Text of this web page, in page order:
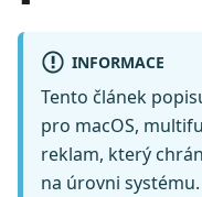
INFORMACE
Tento článek
pro macOS,
reklam, který
na úrovni